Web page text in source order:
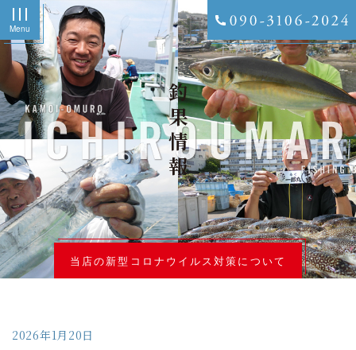
Menu
釣果情報
当店の新型コロナウイルス対策について
2026年1月20日